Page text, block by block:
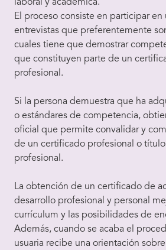
El proceso consiste en participar en
entrevistas que preferentemente
cuales tiene que demostrar
que constituyen parte de un
profesional.
Si la persona demuestra que ha
o estándares de competencia,
oficial que permite convalidar y
de un certificado profesional o
profesional.
La obtención de un certificado de
desarrollo profesional y personal
currículum y las posibilidades de
Además, cuando se acaba el
usuaria recibe una orientación